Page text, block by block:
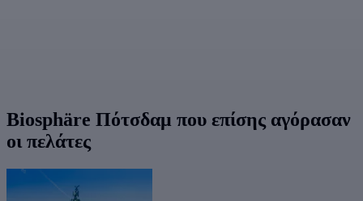
Biosphäre Πότσδαμ που επίσης αγόρασαν
οι πελάτες